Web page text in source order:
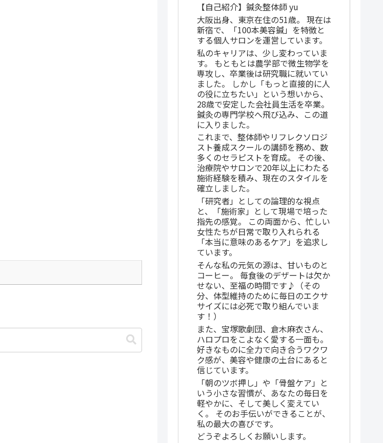
【自己紹介】鍼灸整体師 yu
大阪出身、東京在住の51歳。 現在は
新宿で、「100本美容鍼」を特徴と
する個人サロンを運営しています。
私のキャリアは、少し変わっていま
す。 もともとは農学部で微生物学を
専攻し、卒業後は研究職に就いてい
ました。 しかし「もっと直接的に人
の役に立ちたい」という想いから、
28歳で安定した会社員生活を卒業。
鍼灸の専門学校へ飛び込み、この道
に入りました。
これまで、整体師やリフレクソロジ
スト養成スクールの講師を務め、数
多くのセラピストを育成。 その後、
治療院やサロンで20年以上にわたる
施術経験を積み、現在のスタイルを
確立しました。
「研究者」としての論理的な視点
と、「施術家」として現場で培った
指先の感覚。 この両面から、忙しい
女性たちが日常で取り入れられる
「本当に意味のあるケア」を追求し
ています。
そんな私の元気の源は、甘いものと
コーヒー。 毎食後のデザートは欠か
せない、至福の時間です♪（その
分、体型維持のために毎日のエクサ
サイズには必死で取り組んでいま
す！）
また、宝塚歌劇団、倉木麻衣さん、
ハロプロをこよなく愛する一面も。
好きなものに全力で向き合うワクワ
ク感が、美容や健康の土台にあると
信じています。
「朝のツボ押し」や「骨盤ケア」と
いう小さな習慣が、あなたの毎日を
軽やかに、そして美しく変えてい
く。 そのお手伝いができることが、
私の最大の喜びです。
どうぞよろしくお願いします。